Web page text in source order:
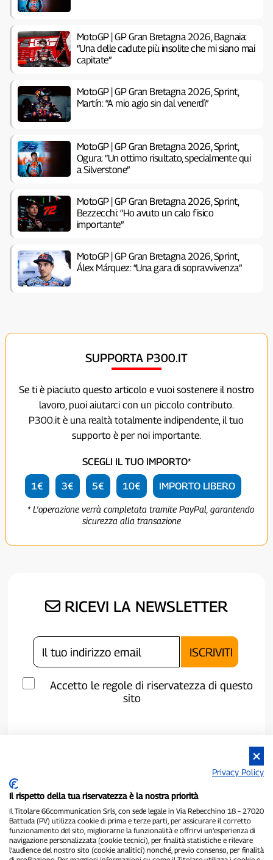
MotoGP | GP Gran Bretagna 2026, Bagnaia:
“Una delle cadute più insolite che mi siano mai
capitate”
MotoGP | GP Gran Bretagna 2026, Sprint,
Martín: “A mio agio sin dal venerdì”
MotoGP | GP Gran Bretagna 2026, Sprint,
Ogura: “Un ottimo risultato, specialmente qui
a Silverstone”
MotoGP | GP Gran Bretagna 2026, Sprint,
Bezzecchi: “Ho avuto un calo fisico
importante”
MotoGP | GP Gran Bretagna 2026, Sprint,
Álex Márquez: “Una gara di sopravvivenza”
SUPPORTA P300.IT
Se ti è piaciuto questo articolo e vuoi sostenere il nostro
lavoro, puoi aiutarci con un piccolo contributo.
P300.it è una realtà totalmente indipendente, il tuo
supporto è per noi importante.
SCEGLI IL TUO IMPORTO*
1€ 3€ 5€ 10€ IMPORTO LIBERO
* L'operazione verrà completata tramite PayPal, garantendo
sicurezza alla transazione
RICEVI LA NEWSLETTER
Accetto le regole di riservatezza di questo
sito
P300.it è una Testata Giornalistica indipendente
Privacy Policy
Il rispetto della tua riservatezza è la nostra priorità
Il Titolare 66communication Srls, con sede legale in Via Rebecchino 18 – 27020
Battuda (PV) utilizza cookie di prima e terze parti, per assicurare il corretto
funzionamento del sito, migliorarne la funzionalità e offrirvi un’esperienza di
navigazione personalizzata (cookie tecnici), per finalità statistiche e rilevare
l’audience del nostro sito (cookie analitici) nonché, previo consenso, per finalità